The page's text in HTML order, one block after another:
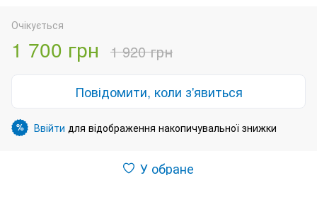
Очікується
1 700 грн 1 920 грн
Повідомити, коли з'явиться
% Ввійти для відображення накопичувальної знижки
У обране